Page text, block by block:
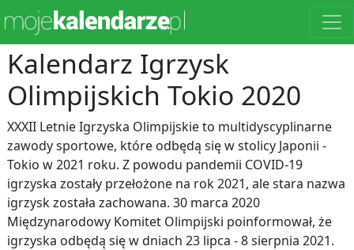
Kalendarz Igrzysk
Olimpijskich Tokio 2020
XXXII Letnie Igrzyska Olimpijskie to multidyscyplinarne
zawody sportowe, które odbędą się w stolicy Japonii -
Tokio w 2021 roku. Z powodu pandemii COVID-19
igrzyska zostały przełożone na rok 2021, ale stara nazwa
igrzysk została zachowana. 30 marca 2020
Międzynarodowy Komitet Olimpijski poinformował, że
igrzyska odbędą się w dniach 23 lipca - 8 sierpnia 2021.